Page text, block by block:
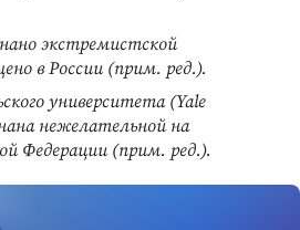
экстремистской
в России (прим. ред.).
университета (Yale
нежелательной на
Федерации (прим. ред.).